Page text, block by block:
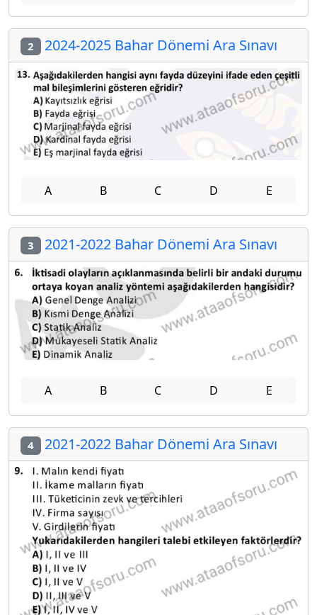
2 2024-2025 Bahar Dönemi Ara Sınavı
A B C D E
3 2021-2022 Bahar Dönemi Ara Sınavı
A B C D E
4 2021-2022 Bahar Dönemi Ara Sınavı